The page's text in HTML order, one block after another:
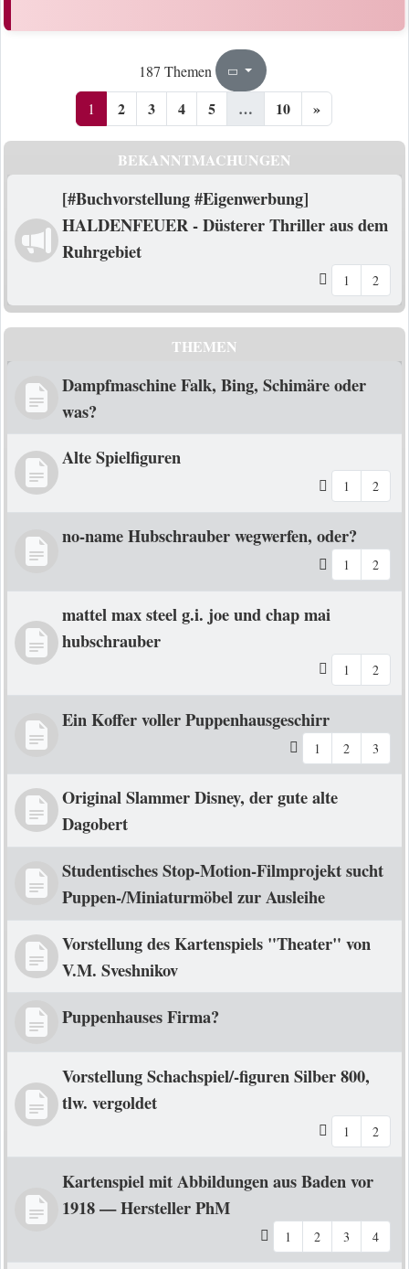
187 Themen Seite1
1 2 3 4 5 … 10 »
BEKANNTMACHUNGEN
[#Buchvorstellung #Eigenwerbung]
HALDENFEUER - Düsterer Thriller aus dem
Ruhrgebiet
1 2
THEMEN
Dampfmaschine Falk, Bing, Schimäre oder
was?
Alte Spielfiguren
1 2
no-name Hubschrauber wegwerfen, oder?
1 2
mattel max steel g.i. joe und chap mai
hubschrauber
1 2
Ein Koffer voller Puppenhausgeschirr
1 2 3
Original Slammer Disney, der gute alte
Dagobert
Studentisches Stop-Motion-Filmprojekt sucht
Puppen-/Miniaturmöbel zur Ausleihe
Vorstellung des Kartenspiels "Theater" von
V.M. Sveshnikov
Puppenhauses Firma?
Vorstellung Schachspiel/-figuren Silber 800,
tlw. vergoldet
1 2
Kartenspiel mit Abbildungen aus Baden vor
1918 — Hersteller PhM
1 2 3 4